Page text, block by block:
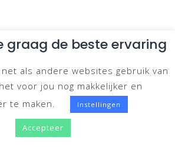
graag de beste ervaring
als andere websites gebruik van
voor jou nog makkelijker en
te maken.
Instellingen
Accepteer